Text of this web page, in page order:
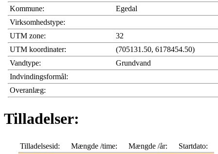
Kommune:
Egedal
Virksomhedstype:
UTM zone:
32
UTM koordinater:
(705131.50, 6178454.50)
Vandtype:
Grundvand
Indvindingsformål:
Overanlæg:
Tilladelser:
Tilladelsesid: Mængde /time: Mængde /år:
Startdato: